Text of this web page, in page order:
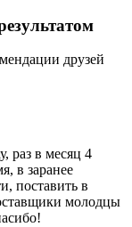
друзей
раз в месяц 4
в заранее
поставить в
молодцы